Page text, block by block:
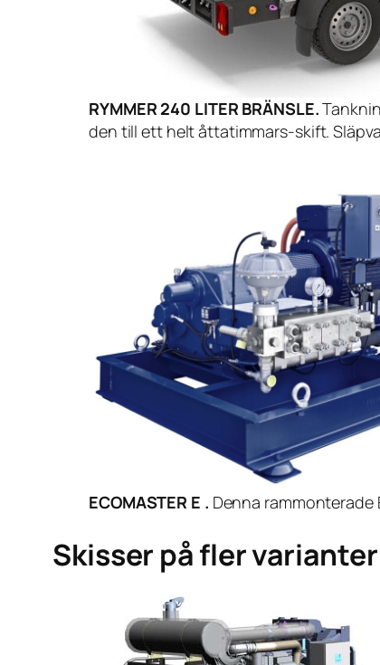
RYMMER 240 LITER BRÄNSLE.
den till ett helt åttatimmars-skift.
ECOMASTER E . Denna rammonterade
Skisser på fler